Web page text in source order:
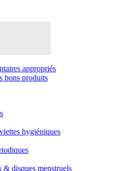
appropriés
bons produits
hygiéniques
& disques menstruels